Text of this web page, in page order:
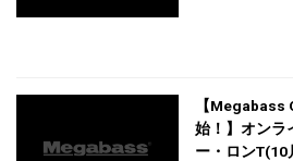
【Megabass
始！】オンラ
ー・ロンT(10